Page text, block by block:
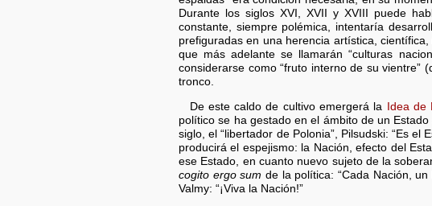
Durante los siglos XVI, XVII y XVIII puede
constante, siempre polémica, intentaría
prefiguradas en una herencia artística,
que más adelante se llamarán “culturas
considerarse como “fruto interno de su vientre”
tronco.
De este caldo de cultivo emergerá la Idea de
político se ha gestado en el ámbito de un
siglo, el “libertador de Polonia”, Pilsudski: “Es
producirá el espejismo: la Nación, efecto del
ese Estado, en cuanto nuevo sujeto de la
cogito ergo sum de la política: “Cada Nación,
Valmy: “¡Viva la Nación!”